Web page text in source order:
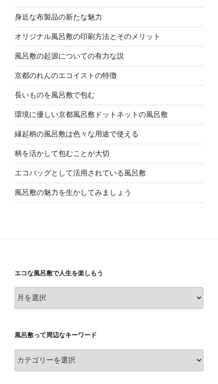
身近な布製品の新たな魅力
オリジナル風呂敷の印刷方法とそのメリット
風呂敷の起源についての有力な説
京都のれんのエコイストの特徴
長いものを風呂敷で包む
環境に優しい京都風呂敷ドットネットの風呂敷
縁起柄の風呂敷は色々な用途で使える
柄を活かして包むことが大切
エコバッグとして活用されている風呂敷
風呂敷の魅力を生かしてみましょう
エコな風呂敷で人生を楽しもう
コ
呂
敷
で
人
風呂敷って周辺なキーワード
呂